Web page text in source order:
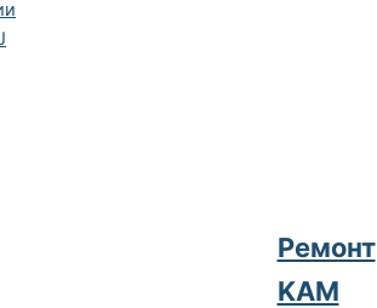
Ремонт
KAM